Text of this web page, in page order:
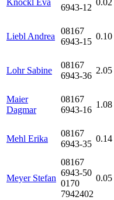
Knöckl Eva
6943-12
0.02
Liebl Andrea
08167
6943-15
0.10
Lohr Sabine
08167
6943-36
2.05
Maier
Dagmar
08167
6943-16
1.08
Mehl Erika
08167
6943-35
0.14
Meyer Stefan
08167
6943-50
0170
7942402
0.05